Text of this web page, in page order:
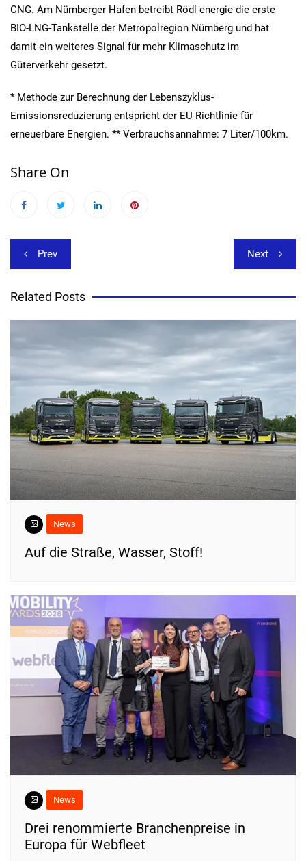
CNG. Am Nürnberger Hafen betreibt Rödl energie die erste
BIO-LNG-Tankstelle der Metropolregion Nürnberg und hat
damit ein weiteres Signal für mehr Klimaschutz im
Güterverkehr gesetzt.
* Methode zur Berechnung der Lebenszyklus-
Emissionsreduzierung entspricht der EU-Richtlinie für
erneuerbare Energien. ** Verbrauchsannahme: 7 Liter/100km.
Share On
Beitragsnavigation
Prev Next
Related Posts
News
​Auf die Straße, Wasser, Stoff!
News
Drei renommierte Branchenpreise in
Europa für Webfleet